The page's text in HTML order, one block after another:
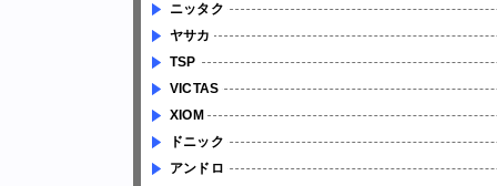
ニッタク
ヤサカ
TSP
VICTAS
XIOM
ドニック
アンドロ